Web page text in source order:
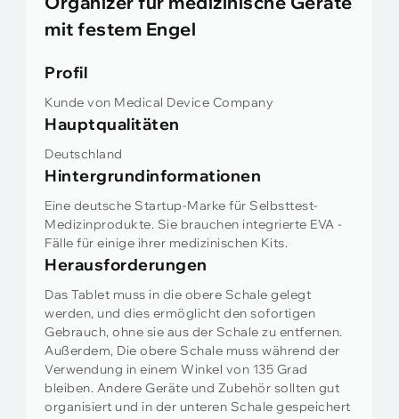
mit festem Engel
Profil
Kunde von Medical Device Company
Hauptqualitäten
Deutschland
Hintergrundinformationen
Eine deutsche Startup-Marke für Selbsttest-
Medizinprodukte. Sie brauchen integrierte EVA -
Fälle für einige ihrer medizinischen Kits.
Herausforderungen
Das Tablet muss in die obere Schale gelegt
werden, und dies ermöglicht den sofortigen
Gebrauch, ohne sie aus der Schale zu entfernen.
Außerdem, Die obere Schale muss während der
Verwendung in einem Winkel von 135 Grad
bleiben. Andere Geräte und Zubehör sollten gut
organisiert und in der unteren Schale gespeichert